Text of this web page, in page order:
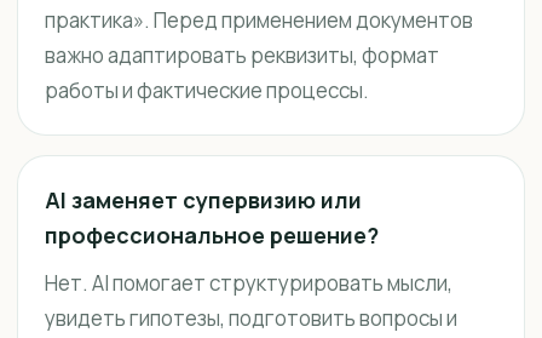
практика». Перед применением документов
важно адаптировать реквизиты, формат
работы и фактические процессы.
AI заменяет супервизию или
профессиональное решение?
Нет. AI помогает структурировать мысли,
увидеть гипотезы, подготовить вопросы и